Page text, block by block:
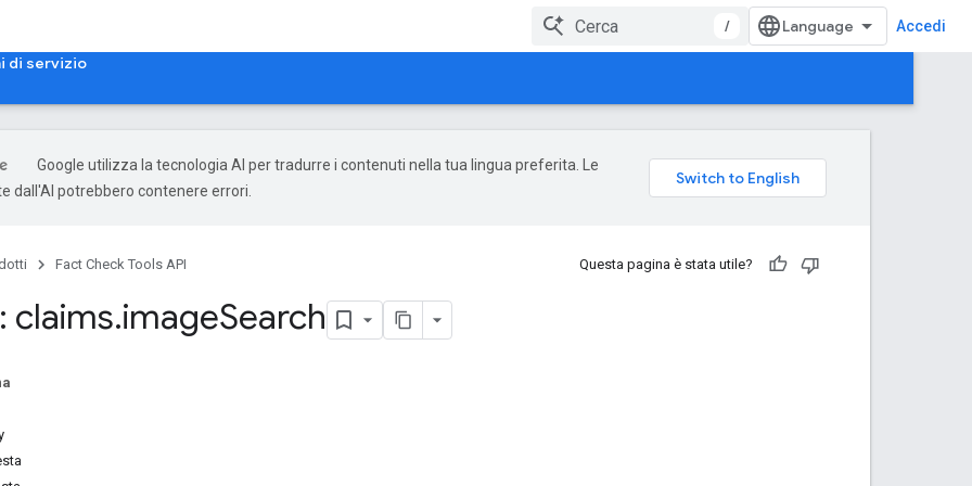
/ Accedi
di servizio
Google utilizza la tecnologia AI per tradurre i contenuti nella tua lingua preferita. Le
dall'AI potrebbero contenere errori.
Fact Check Tools API Questa pagina è stata utile?
claims.imageSearch